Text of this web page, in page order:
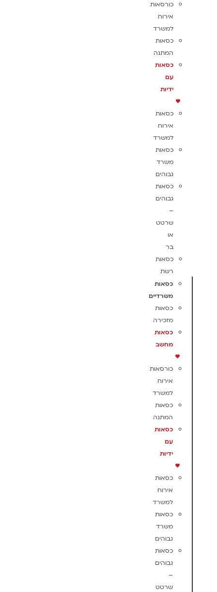
כורסאות
אירוח
למשרד
כסאות
המתנה
כסאות
עם
ידיות
כסאות
אירוח
למשרד
כסאות
משרד
גבוהים
כסאות
גבוהים
–
שרטט
או
בר
כסאות
רשת
כסאות
משרדיים
כסאות
מזכירה
כסאות
מחשב
כורסאות
אירוח
למשרד
כסאות
המתנה
כסאות
עם
ידיות
כסאות
אירוח
למשרד
כסאות
משרד
גבוהים
כסאות
גבוהים
–
שרטט